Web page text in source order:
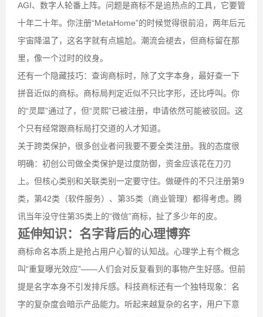
AGI、数字人轮番上阵。问题是商标不是追热点的工具，它要管
十年二十年。你注册“MetaHome”的时候觉得很前沿，两年后元
宇宙降温了，这名字就有点尴尬。潮流会褪去，但商标留在那
里，像一个过时的纹身。
还有一个隐藏技巧：查询商标时，除了文字本身，最好查一下
拼音近似的商标。商标局判定近似不只比字形，还比呼叫。你
的“灵犀”通过了，但“灵熙”已被注册，申请依然可能被驳回。这
个只有经常跟商标局打交道的人才知道。
关于跨类保护，很多创业者问我要不要全类注册。我的态度很
明确：初创公司做全类保护是过度防御，资金应该花在刀刃
上。但核心类别和关联类别一定要守住。做硬件的不只注册第9
类，第42类（软件服务）、第35类（商业管理）都得考虑。腾
讯当年没守住第35类上的“微信”商标，扯了多少年的皮。
延伸知识：名字背后的心理博弈
商标命名本质上是抢占用户心智的认知战。心理学上有个概念
叫“重复曝光效应”——人们会对反复看到的事物产生好感。但前
提是名字本身不引发排斥感。科技商标还有一个独特现象：名
字的复杂度会暗示产品能力。听起来越复杂的名字，用户下意